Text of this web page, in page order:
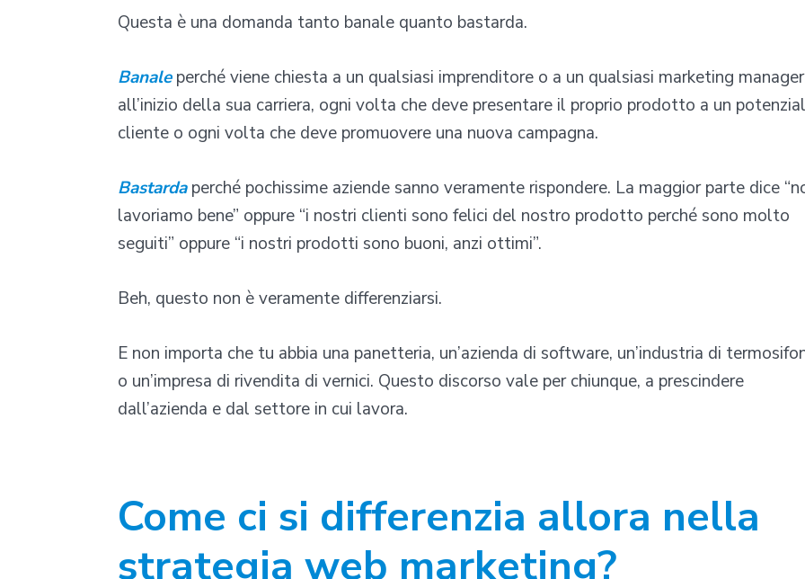
Questa è una domanda tanto banale quanto bastarda.
Banaleperché viene chiesta a un qualsiasi imprenditore o a un qualsiasi marketing manager
all’inizio della sua carriera, ogni volta che deve presentare il proprio prodotto a un
cliente o ogni volta che deve promuovere una nuova campagna.
Bastardaperché pochissime aziende sanno veramente rispondere. La maggior parte dice
lavoriamo bene” oppure “i nostri clienti sono felici del nostro prodotto perché sono molto
seguiti” oppure “i nostri prodotti sono buoni, anzi ottimi”.
Beh, questo non è veramente differenziarsi.
E non importa che tu abbia una panetteria, un’azienda di software, un’industria di
o un’impresa di rivendita di vernici. Questo discorso vale per chiunque, a prescindere
dall’azienda e dal settore in cui lavora.
Come ci si differenzia allora nella
strategia web marketing?